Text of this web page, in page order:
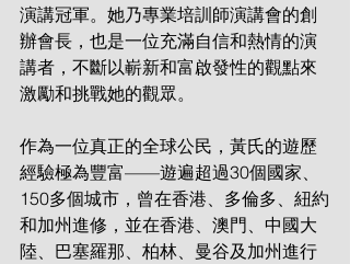
演講冠軍。她乃專業培訓師演講會的創
辦會長，也是一位充滿自信和熱情的演
講者，不斷以嶄新和富啟發性的觀點來
激勵和挑戰她的觀眾。
作為一位真正的全球公民，黃氏的遊歷
經驗極為豐富——遊遍超過30個國家、
150多個城市，曾在香港、多倫多、紐約
和加州進修，並在香港、澳門、中國大
陸、巴塞羅那、柏林、曼谷及加州進行